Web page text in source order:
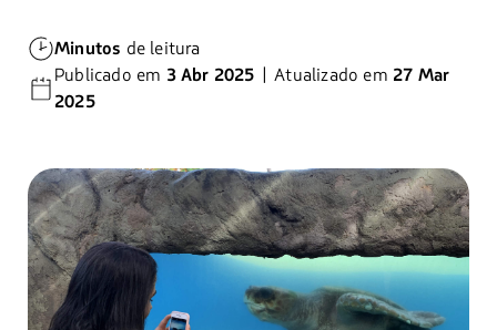
Minutos de leitura
Publicado em 3 Abr 2025 | Atualizado em 27 Mar
2025